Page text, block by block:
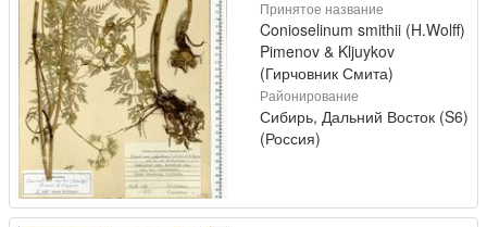
Принятое название
Conioselinum smithii (H.Wolff)
Pimenov & Kljuykov
(Гирчовник Смита)
Районирование
Сибирь, Дальний Восток (S6)
(Россия)